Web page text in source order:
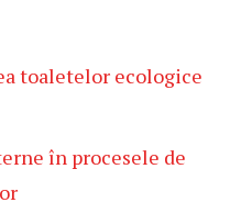
toaletelor ecologice
în procesele de